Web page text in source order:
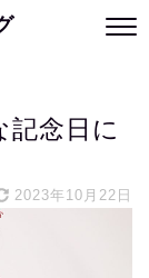
記念日に
2023年10月22日